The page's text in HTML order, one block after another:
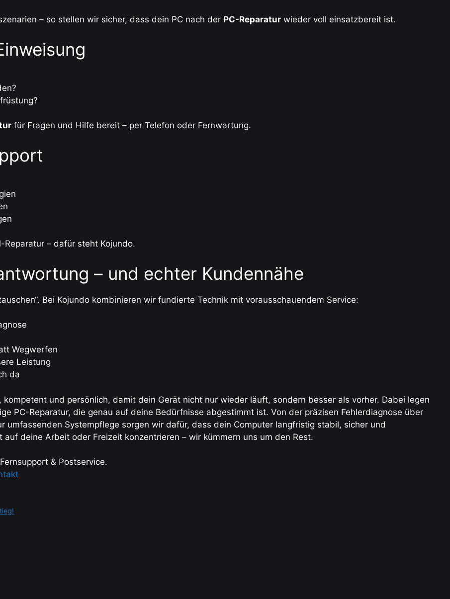
– so stellen wir sicher, dass dein PC nach der PC-Reparatur wieder voll einsatzbereit ist.
für Fragen und Hilfe bereit – per Telefon oder Fernwartung.
– dafür steht Kojundo.
– und echter Kundennähe
Bei Kojundo kombinieren wir fundierte Technik mit vorausschauendem Service:
Wegwerfen
Leistung
da
und persönlich, damit dein Gerät nicht nur wieder läuft, sondern besser als vorher. Dabei legen
PC-Reparatur, die genau auf deine Bedürfnisse abgestimmt ist. Von der präzisen Fehlerdiagnose über
umfassenden Systempflege sorgen wir dafür, dass dein Computer langfristig stabil, sicher und
deine Arbeit oder Freizeit konzentrieren – wir kümmern uns um den Rest.
& Postservice.